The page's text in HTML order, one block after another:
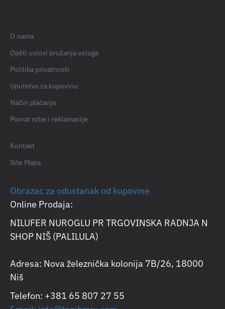
O nama
Opšti uslovi pružanja usluga
Politika privatnosti
Uputstvo za kupovinu
Način plaćanja
Povrat robe i reklamacije
Kontakt
Site Mapa
Obrazac za odustanak od kupovine
Online Prodaja:
NILUFER NUROGLU PR TRGOVINSKA RADNJA N
SHOP NIŠ (PALILULA)
Adresa: Nova železnička kolonija 7B/26, 18000
Niš
Telefon: +381 65 807 27 55